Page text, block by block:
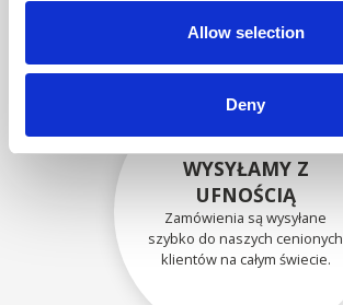
Allow selection
Deny
materiałów.
WYSYŁAMY Z
UFNOŚCIĄ
Zamówienia są wysyłane
szybko do naszych cenionych
klientów na całym świecie.